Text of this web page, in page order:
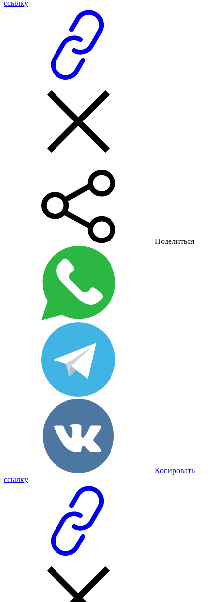
ссылку
Поделиться
Копировать
ссылку